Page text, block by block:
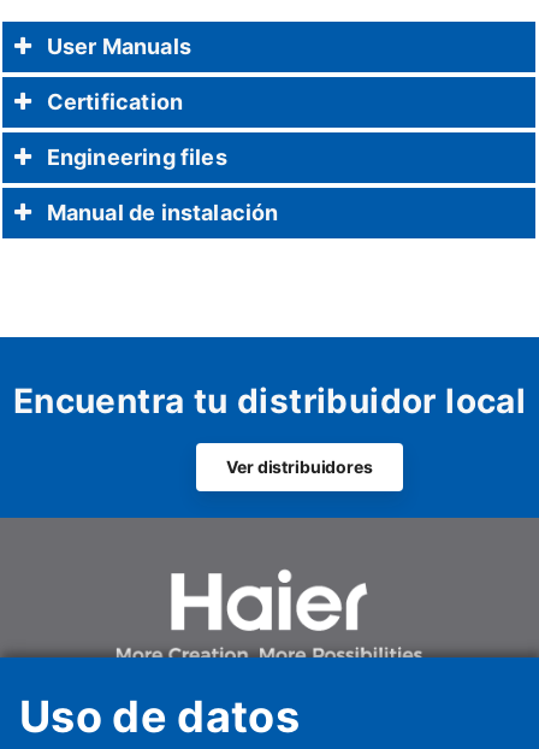
User Manuals
Certification
Engineering files
Manual de instalación
Encuentra tu distribuidor local
Ver distribuidores
Uso de datos